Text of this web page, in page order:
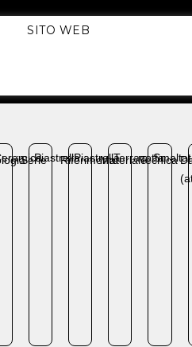
SITO WEB
SeriePiastrellaRiferimento
PiastrellaMateriale
Terracotta
Tecnica